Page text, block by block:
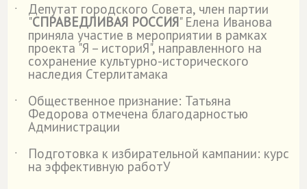
˙
Депутат городского Совета, член партии
"СПРАВЕДЛИВАЯ РОССИЯ" Елена Иванова
приняла участие в мероприятии в рамках
проекта "Я – историЯ", направленного на
сохранение культурно-исторического
наследия Стерлитамака
˙
Общественное признание: Татьяна
Федорова отмечена благодарностью
Администрации
˙
Подготовка к избирательной кампании: курс
на эффективную работУ